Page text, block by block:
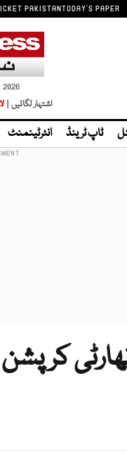
PAKISTANTODAY'S PAPER
2026
اشتہار لگائیں |
ٹاپ ٹرینڈ انٹرٹینمنٹ